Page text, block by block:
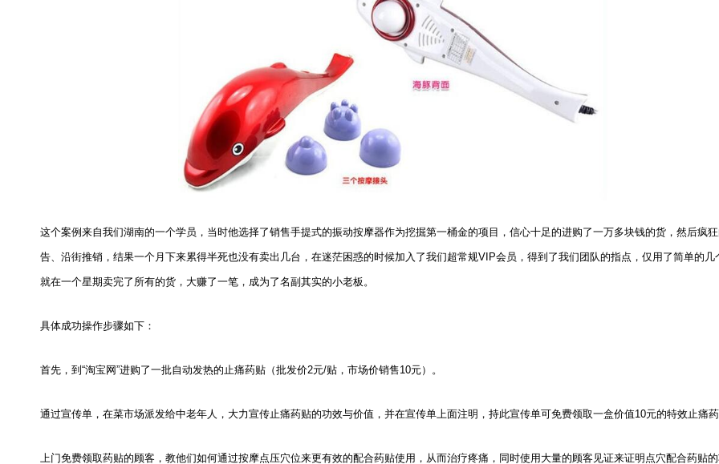
这个案例来自我们湖南的一个学员，当时他选择了销售手提式的振动按摩器作为挖掘第一桶金的项目，信心十足的进购了一万多块钱的货，然后疯
告、沿街推销，结果一个月下来累得半死也没有卖出几台，在迷茫困惑的时候加入了我们超常规VIP会员，得到了我们团队的指点，仅用了简单的几
就在一个星期卖完了所有的货，大赚了一笔，成为了名副其实的小老板。
具体成功操作步骤如下：
首先，到“淘宝网”进购了一批自动发热的止痛药贴（批发价2元/贴，市场价销售10元）。
通过宣传单，在菜市场派发给中老年人，大力宣传止痛药贴的功效与价值，并在宣传单上面注明，持此宣传单可免费领取一盒价值10元的特效止痛
上门免费领取药贴的顾客，教他们如何通过按摩点压穴位来更有效的配合药贴使用，从而治疗疼痛，同时使用大量的顾客见证来证明点穴配合药贴